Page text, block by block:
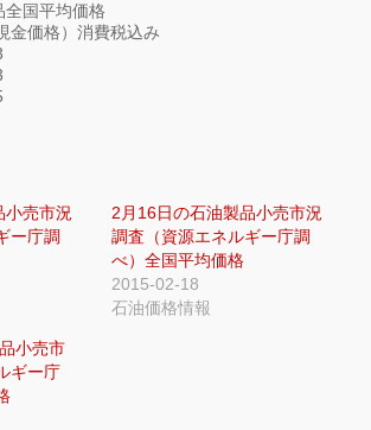
全国平均価格
）消費税込み
売市況
ー庁調
2月16日の石油製品小売市況
調査（資源エネルギー庁調
べ）全国平均価格
2015-02-18
石油価格情報
小売市
ギー庁